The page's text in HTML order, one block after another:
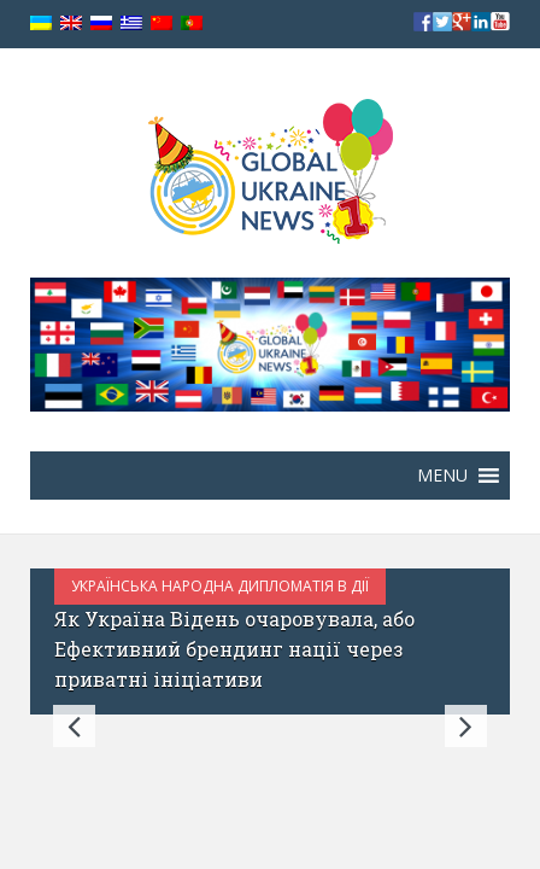
УКРАЇНСЬКА НАРОДНА ДИПЛОМАТІЯ В ДІЇ
ЧЕРВЕНЬ 14, 2017
Як Україна Відень очаровувала, або
Ефективний брендинг нації через
приватні ініціативи